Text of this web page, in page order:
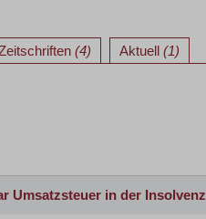
(4) Aktuell (1)
Umsatzsteuer in der Insolvenz